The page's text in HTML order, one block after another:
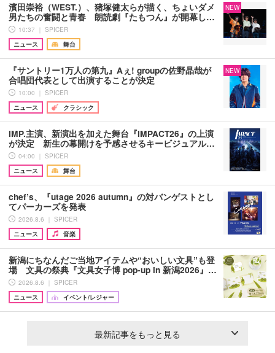
濱田崇裕（WEST.）、猪塚健太らが描く、ちょいダメ
男たちの奮闘と青春 朗読劇『たもつん』が開幕し…
10:37 ｜ SPICER
ニュース
舞台
NEW
『サントリー1万人の第九』Aぇ! groupの佐野晶哉が
合唱団代表として出演することが決定
10:00 ｜ SPICER
ニュース
クラシック
NEW
IMP.主演、新演出を加えた舞台『IMPACT26』の上演
が決定 新生の幕開けを予感させるキービジュアル…
04:00 ｜ SPICER
ニュース
舞台
chef’s、『utage 2026 autumn』の対バンゲストとし
てパーカーズを発表
2026.8.6 ｜ SPICER
ニュース
音楽
新潟にちなんだご当地アイテムや“おいしい文具”も登
場 文具の祭典『文具女子博 pop-up in 新潟2026』…
2026.8.6 ｜ SPICER
ニュース
イベント/レジャー
最新記事をもっと見る